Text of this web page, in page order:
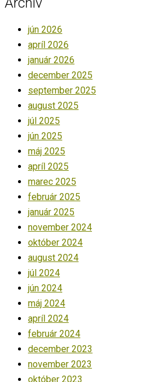
jún 2026
apríl 2026
január 2026
december 2025
september 2025
august 2025
júl 2025
jún 2025
máj 2025
apríl 2025
marec 2025
február 2025
január 2025
november 2024
október 2024
august 2024
júl 2024
jún 2024
máj 2024
apríl 2024
február 2024
december 2023
november 2023
október 2023